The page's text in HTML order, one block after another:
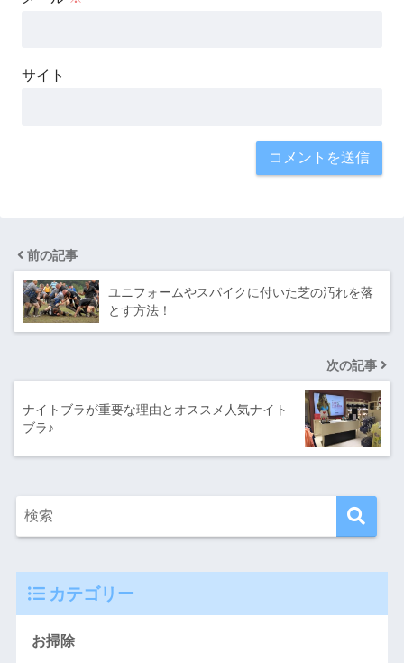
サイト
前の記事
ユニフォームやスパイクに付いた芝の汚れを落
とす方法！
次の記事
ナイトブラが重要な理由とオススメ人気ナイト
ブラ♪
カテゴリー
お掃除